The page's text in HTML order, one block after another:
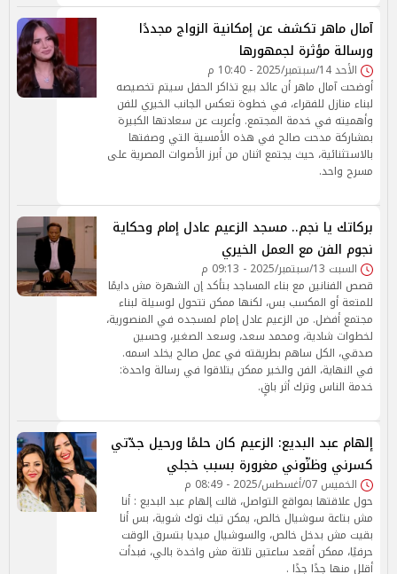
آمال ماهر تكشف عن إمكانية الزواج مجددًا
ورسالة مؤثرة لجمهورها
الأحد 14/سبتمبر/2025 - 10:40 م
أوضحت آمال ماهر أن عائد بيع تذاكر الحفل سيتم تخصيصه
لبناء منازل للفقراء، في خطوة تعكس الجانب الخيري للفن
وأهميته في خدمة المجتمع. وأعربت عن سعادتها الكبيرة
بمشاركة مدحت صالح في هذه الأمسية التي وصفتها
بالاستثنائية، حيث يجتمع اثنان من أبرز الأصوات المصرية على
مسرح واحد.
بركاتك يا نجم.. مسجد الزعيم عادل إمام وحكاية
نجوم الفن مع العمل الخيري
السبت 13/سبتمبر/2025 - 09:13 م
قصص الفنانين مع بناء المساجد بتأكد إن الشهرة مش دايمًا
للمتعة أو المكسب بس، لكنها ممكن تتحول لوسيلة لبناء
مجتمع أفضل. من الزعيم عادل إمام لمسجده في المنصورية،
لخطوات شادية، ومحمد سعد، وسعد الصغير، وحسين
صدقي، الكل ساهم بطريقته في عمل صالح يخلد اسمه.
في النهاية، الفن والخير ممكن يتلاقوا في رسالة واحدة:
خدمة الناس وترك أثر باقٍ.
إلهام عبد البديع: الزعيم كان حلمًا ورحيل جدّتي
كسرني وظنّوني مغرورة بسبب خجلي
الخميس 07/أغسطس/2025 - 08:49 م
حول علاقتها بمواقع التواصل، قالت إلهام عبد البديع : أنا
مش بتاعة سوشيال خالص، يمكن تيك توك شوية، بس أنا
بقيت مش بدخل خالص، والسوشيال ميديا بتسرق الوقت
حرفيًا، ممكن أقعد ساعتين تلاتة مش واخدة بالي، فبدأت
أقلل منها جدًا جدًا .